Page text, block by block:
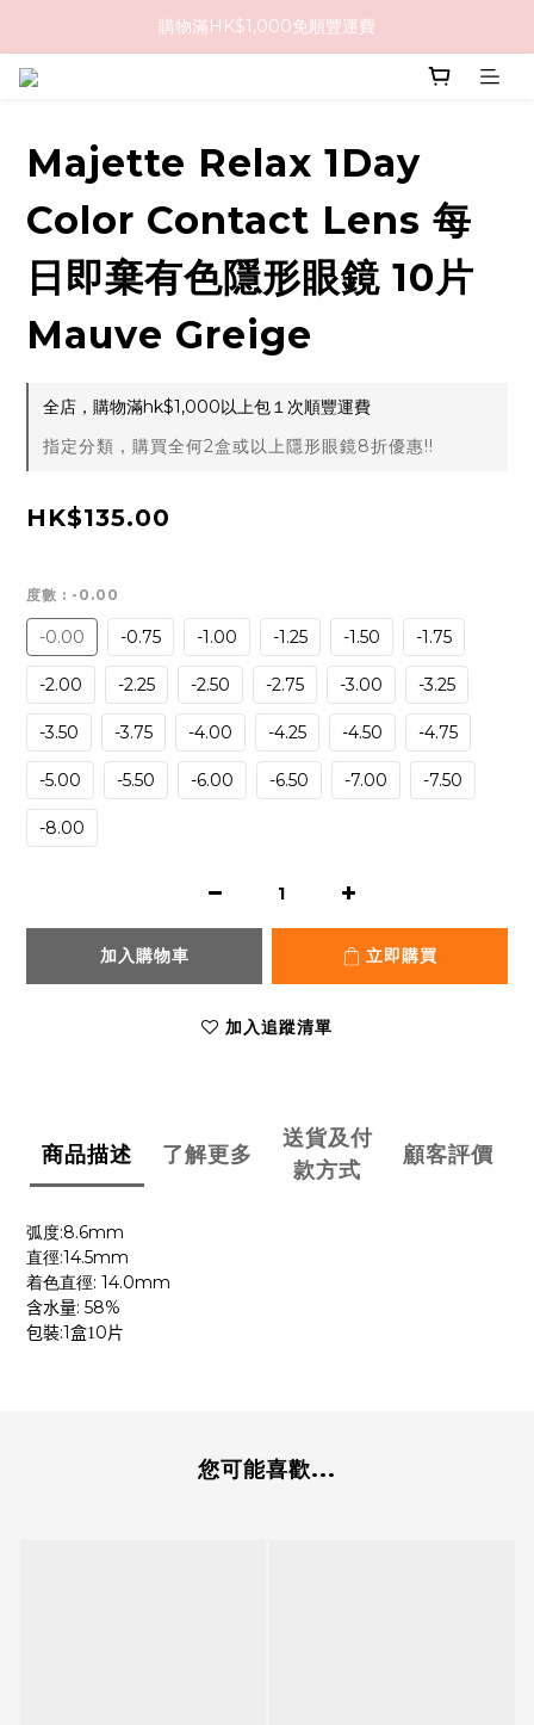
購物滿HK$1,000免順豐運費
購物滿HK$1,000免順豐運費
Majette Relax 1Day
Color Contact Lens 每
日即棄有色隱形眼鏡 10片
Mauve Greige
全店，購物滿hk$1,000以上包１次順豐運費
指定分類，購買全何2盒或以上隱形眼鏡8折優惠!!
HK$135.00
度數 : -0.00
-0.00 -0.75 -1.00 -1.25 -1.50 -1.75
-2.00 -2.25 -2.50 -2.75 -3.00 -3.25
-3.50 -3.75 -4.00 -4.25 -4.50 -4.75
-5.00 -5.50 -6.00 -6.50 -7.00 -7.50
-8.00
加入購物車 立即購買
加入追蹤清單
商品描述 了解更多
送貨及付
款方式
顧客評價
弧度:8.6mm
直徑:14.5mm
着色直徑: 14.0mm
含水量: 58%
包裝:1 盒10片
您可能喜歡...